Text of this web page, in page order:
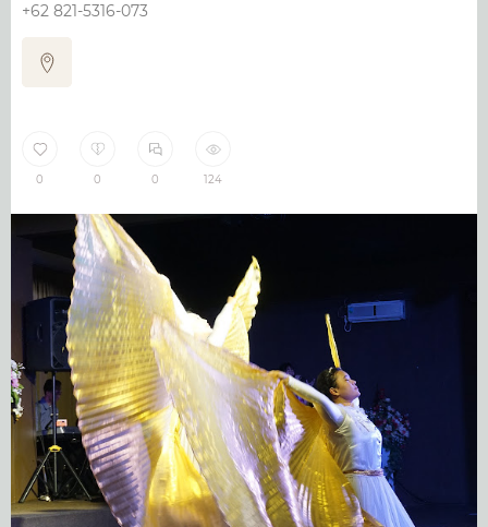
+62 821-5316-073
0 0 0 124